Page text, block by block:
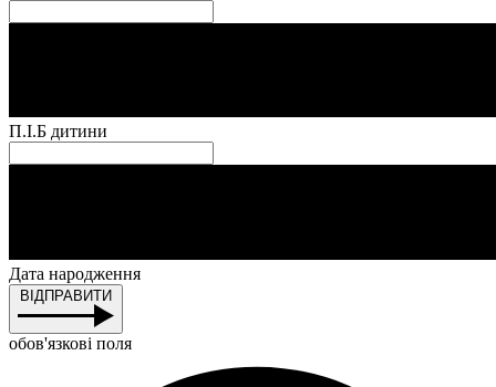
П.І.Б дитини
Дата народження
ВІДПРАВИТИ
обов'язкові поля